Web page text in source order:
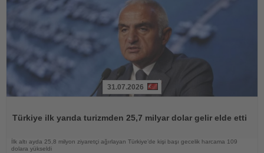
31.07.2026
Türkiye ilk yarıda turizmden 25,7 milyar dolar gelir elde etti
İlk altı ayda 25,8 milyon ziyaretçi ağırlayan Türkiye’de kişi başı gecelik harcama 109
dolara yükseldi